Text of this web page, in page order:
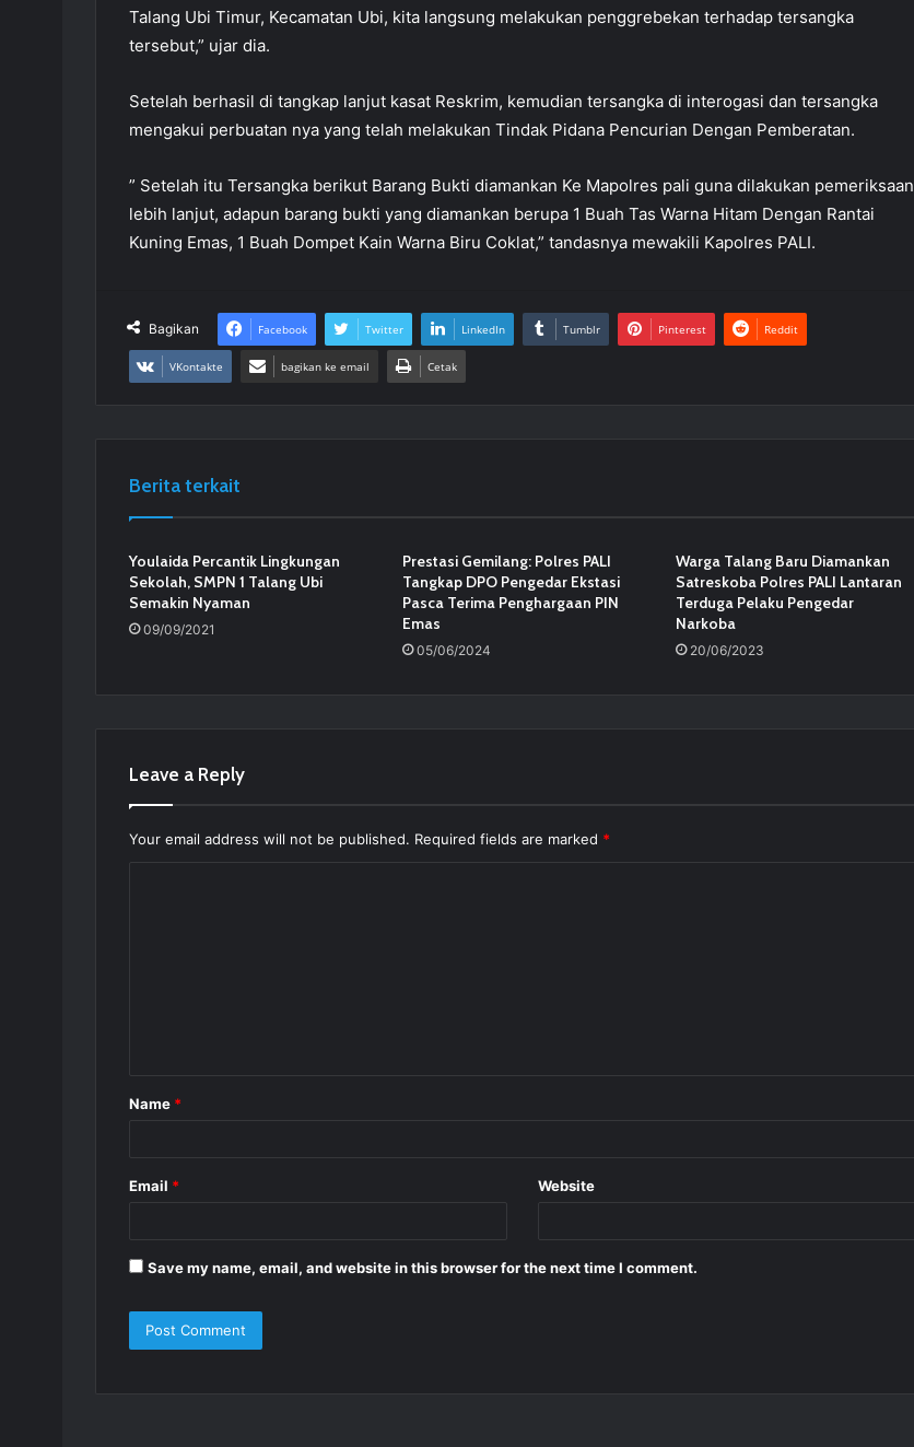
Talang Ubi Timur, Kecamatan Ubi, kita langsung melakukan penggrebekan terhadap tersangka
tersebut,” ujar dia.
Setelah berhasil di tangkap lanjut kasat Reskrim, kemudian tersangka di interogasi dan tersangka
mengakui perbuatan nya yang telah melakukan Tindak Pidana Pencurian Dengan Pemberatan.
” Setelah itu Tersangka berikut Barang Bukti diamankan Ke Mapolres pali guna dilakukan pemeriksaan
lebih lanjut, adapun barang bukti yang diamankan berupa 1 Buah Tas Warna Hitam Dengan Rantai
Kuning Emas, 1 Buah Dompet Kain Warna Biru Coklat,” tandasnya mewakili Kapolres PALI.
Bagikan Facebook Twitter LinkedIn Tumblr Pinterest Reddit
VKontakte bagikan ke email Cetak
Berita terkait
Youlaida Percantik Lingkungan
Sekolah, SMPN 1 Talang Ubi
Semakin Nyaman
09/09/2021
Prestasi Gemilang: Polres PALI
Tangkap DPO Pengedar Ekstasi
Pasca Terima Penghargaan PIN
Emas
05/06/2024
Warga Talang Baru Diamankan
Satreskoba Polres PALI Lantaran
Terduga Pelaku Pengedar
Narkoba
20/06/2023
Leave a Reply
Your email address will not be published. Required fields are marked *
*
Name *
Email * Website
Save my name, email, and website in this browser for the next time I comment.